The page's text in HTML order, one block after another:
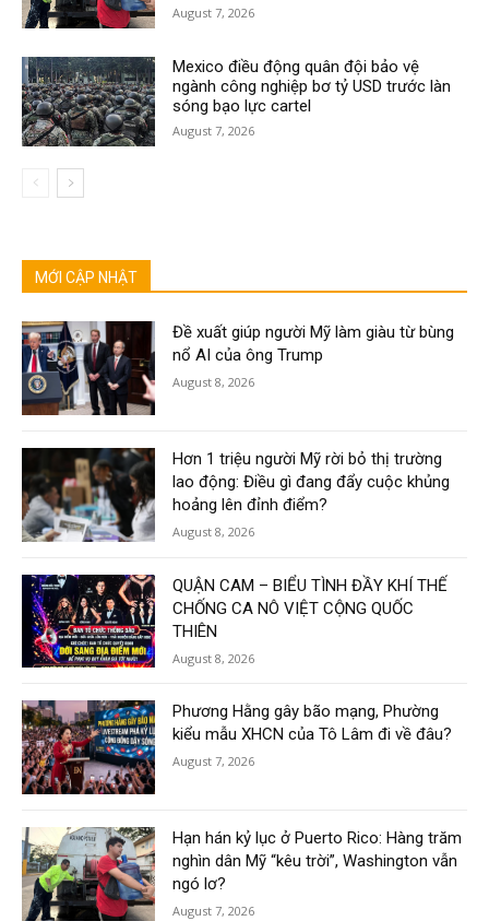
August 7, 2026
Mexico điều động quân đội bảo vệ
ngành công nghiệp bơ tỷ USD trước làn
sóng bạo lực cartel
August 7, 2026
MỚI CẬP NHẬT
Đề xuất giúp người Mỹ làm giàu từ bùng
nổ AI của ông Trump
August 8, 2026
Hơn 1 triệu người Mỹ rời bỏ thị trường
lao động: Điều gì đang đẩy cuộc khủng
hoảng lên đỉnh điểm?
August 8, 2026
QUẬN CAM – BIỂU TÌNH ĐẦY KHÍ THẾ
CHỐNG CA NÔ VIỆT CỘNG QUỐC
THIÊN
August 8, 2026
Phương Hằng gây bão mạng, Phường
kiểu mẫu XHCN của Tô Lâm đi về đâu?
August 7, 2026
Hạn hán kỷ lục ở Puerto Rico: Hàng trăm
nghìn dân Mỹ “kêu trời”, Washington vẫn
ngó lơ?
August 7, 2026